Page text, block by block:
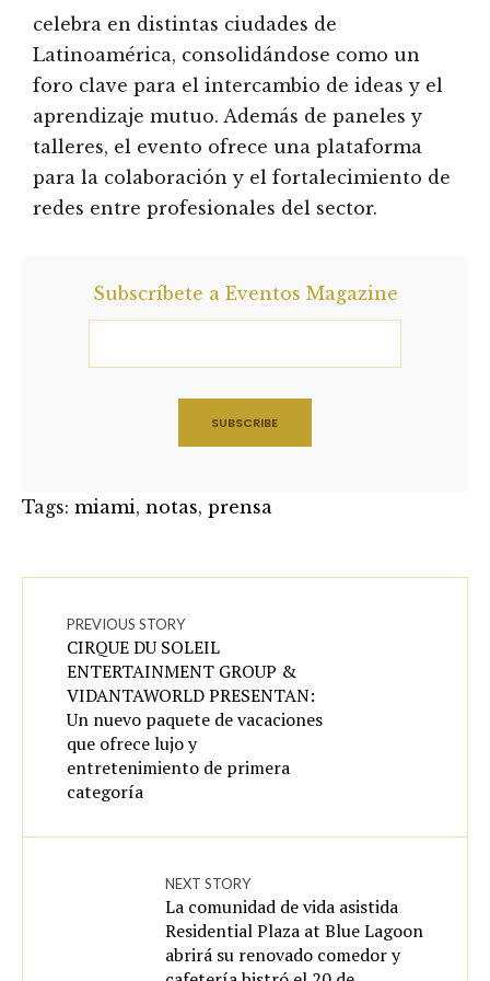
celebra en distintas ciudades de
Latinoamérica, consolidándose como un
foro clave para el intercambio de ideas y el
aprendizaje mutuo. Además de paneles y
talleres, el evento ofrece una plataforma
para la colaboración y el fortalecimiento de
redes entre profesionales del sector.
Subscríbete a Eventos Magazine
Tags: miami, notas, prensa
PREVIOUS STORY
CIRQUE DU SOLEIL
ENTERTAINMENT GROUP &
VIDANTAWORLD PRESENTAN:
Un nuevo paquete de vacaciones
que ofrece lujo y
entretenimiento de primera
categoría
NEXT STORY
La comunidad de vida asistida
Residential Plaza at Blue Lagoon
abrirá su renovado comedor y